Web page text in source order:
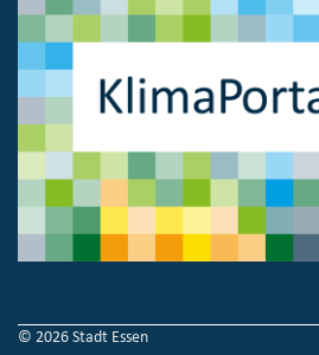
© 2026 Stadt Essen